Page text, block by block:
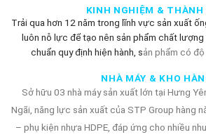
KINH NGHIỆM & THÀNH
Trải qua hơn 12 năm trong lĩnh vực sản xuất
luôn nỗ lực để tạo nên sản phẩm chất
chuẩn quy định hiện hành, sản phẩm có
NHÀ MÁY & KHO
Sở hữu 03 nhà máy sản xuất lớn tại Hưng
Ngãi, năng lực sản xuất của STP Group hàng
– phụ kiện nhựa HDPE, đáp ứng cho nhiều